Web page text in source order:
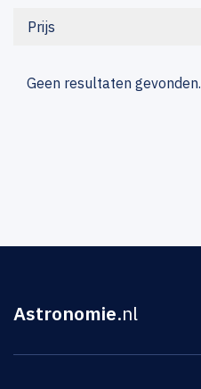
Prijs
Geen resultaten gevonden.
Astronomie.nl